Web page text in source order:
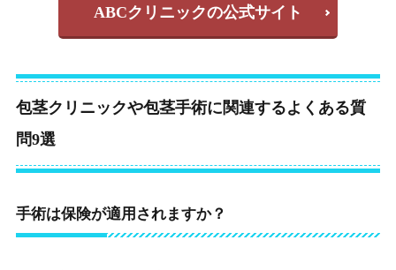
ABCクリニックの公式サイト
包茎クリニックや包茎手術に関連するよくある質
問9選
手術は保険が適用されますか？